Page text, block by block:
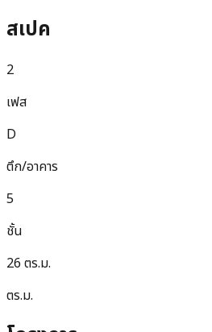
สเปค
2
เฟส
D
ตึก/อาคาร
5
ชั้น
26 ตร.ม.
ตร.ม.